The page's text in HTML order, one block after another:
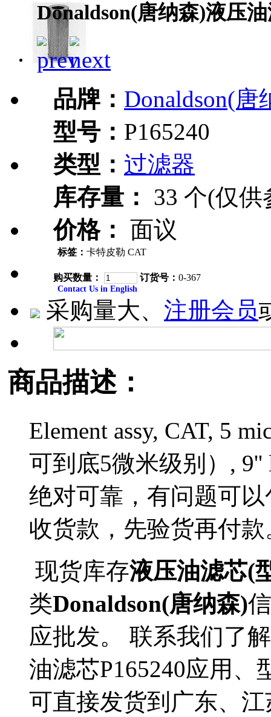
Donaldson(唐纳森)液压油
品牌： Donaldson(唐
型号： P165240
类型： 过滤器
库存量：
33 个(仅供
价格： 面议
标签： 卡特皮勒 CAT
购买数量： 订货号： 0-367
Contact Us in English
采购量大、 注册会员
商品描述：
Element assy, CAT, 5
可到底5微米级别）,
绝对可靠，有问题可
收货款，先验货再付款
现货库存液压油滤芯(
类Donaldson(唐纳森)
应批发。 联系我们了
油滤芯P165240应用、
可直接发货到广东、